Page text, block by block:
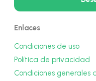
Enlaces
Condiciones de uso
Política de privacidad
Condiciones generales